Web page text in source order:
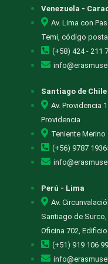
Venezuela -
Av. Lima con
Temi, código
(+58) 424 - 211
Santiago de
Av. Providencia
Providencia
Teniente Merino
(+56) 9787
Perú - Lima
Av.
Santiago de
Oficina 702,
(+51) 919 106